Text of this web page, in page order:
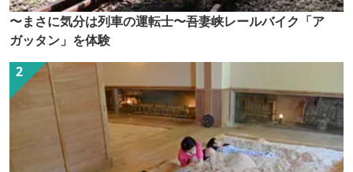
〜まさに気分は列車の運転士〜吾妻峡レールバイク「ア
ガッタン」を体験